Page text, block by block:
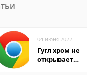
04 июня 2022
Гугл хром не
открывает